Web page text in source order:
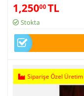
1,25000TL
Stokta
Siparişe Özel Üretim